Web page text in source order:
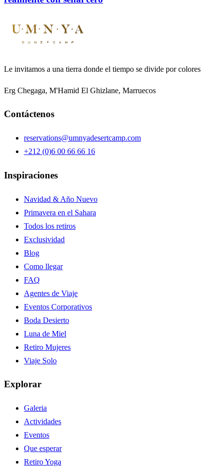
Le invitamos a una tierra donde el tiempo se divide por colores
Erg Chegaga, M'Hamid El Ghizlane, Marruecos
Contáctenos
reservations@umnyadesertcamp.com
+212 (0)6 00 66 66 16
Inspiraciones
Navidad & Año Nuevo
Primavera en el Sahara
Todos los retiros
Exclusividad
Blog
Como llegar
FAQ
Agentes de Viaje
Eventos Corporativos
Boda Desierto
Luna de Miel
Retiro Mujeres
Viaje Solo
Explorar
Galeria
Actividades
Eventos
Que esperar
Retiro Yoga